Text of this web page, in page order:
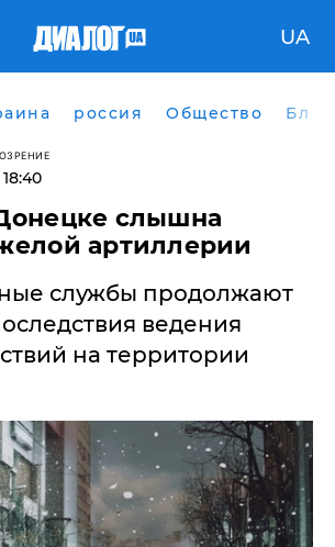
UA
россия Общество
слышна
артиллерии
службы продолжают
ведения
на территории